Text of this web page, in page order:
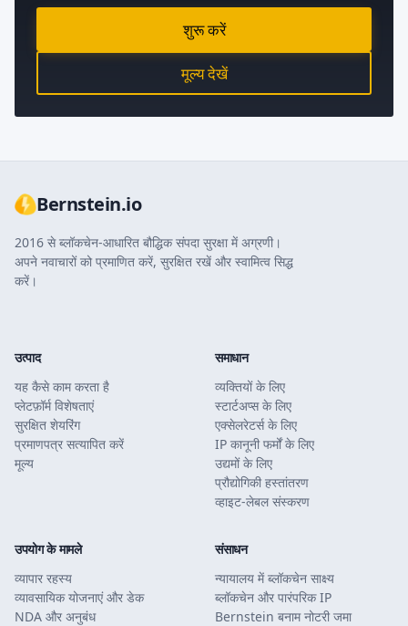
शुरू करें
मूल्य देखें
Bernstein.io
2016 से ब्लॉकचेन-आधारित बौद्धिक संपदा सुरक्षा में अग्रणी।
अपने नवाचारों को प्रमाणित करें, सुरक्षित रखें और स्वामित्व सिद्ध
करें।
उत्पाद
यह कैसे काम करता है
प्लेटफ़ॉर्म विशेषताएं
सुरक्षित शेयरिंग
प्रमाणपत्र सत्यापित करें
मूल्य
समाधान
व्यक्तियों के लिए
स्टार्टअप्स के लिए
एक्सेलरेटर्स के लिए
IP कानूनी फर्मों के लिए
उद्यमों के लिए
प्रौद्योगिकी हस्तांतरण
व्हाइट-लेबल संस्करण
उपयोग के मामले
व्यापार रहस्य
व्यावसायिक योजनाएं और डेक
NDA और अनुबंध
संसाधन
न्यायालय में ब्लॉकचेन साक्ष्य
ब्लॉकचेन और पारंपरिक IP
Bernstein बनाम नोटरी जमा